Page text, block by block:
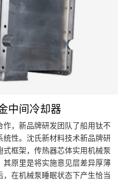
中间冷却器
，新品牌研发团队了船用钛不
性。沈氏新材料技术新品牌研
框架，传热器芯体实用机械泵
原里是将实施意见层差异厚薄
在机械泵睡眠状态下产生恰当